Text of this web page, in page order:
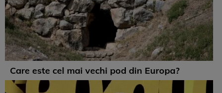
Care este cel mai vechi pod din Europa?